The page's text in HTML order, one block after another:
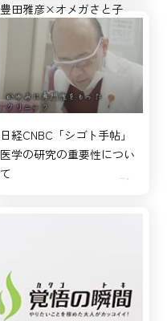
豊田雅彦×オメガさと子
特別対談「細胞cell」
日経CNBC「シゴト手帖」
医学の研究の重要性につい
て